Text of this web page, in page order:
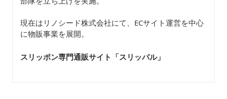
現在はリノシード株式会社にて、ECサイト運営を中心
に物販事業を展開。
スリッポン専門通販サイト「スリッパル」